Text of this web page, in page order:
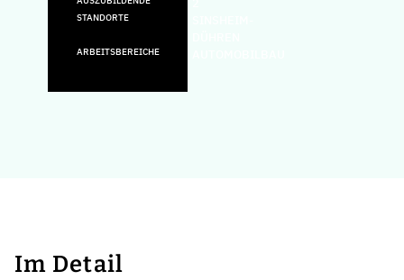
STANDORTE
ARBEITSBEREICHE
Im Detail